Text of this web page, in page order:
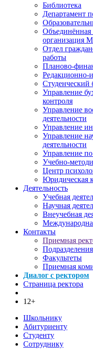
Библиотека
Департамент
Объединённая
организация
Отдел
работы
Планово-
Редакционно-
Студенческий
Управление
контроля
Управление
деятельности
Управление
Управление
деятельности
Управление
Учебно-
Центр
Юридическая
Деятельность
Учебная
Научная
Внеучебная
Контакты
Приемная
Подразделения
Факультеты
Приемная
Диалог с ректором
Страница ректора
12+
Школьнику
Абитуриенту
Студенту
Сотруднику